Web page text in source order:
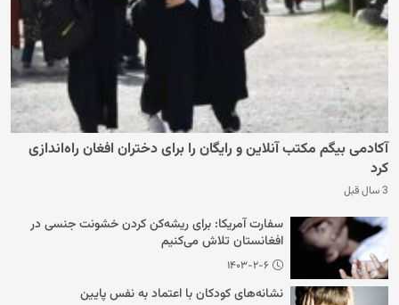
آکادمی بیگم مکتب آنلاین و رایگان را برای دختران افغان راه‌اندازی
کرد
3 سال قبل
سفارت آمریکا: برای ریشه‌کن کردن خشونت جنسی در
افغانستان تلاش می‌کنیم
۱۴۰۳-۲-۶
نشانه‌های کودکان با اعتماد به نفس پایین